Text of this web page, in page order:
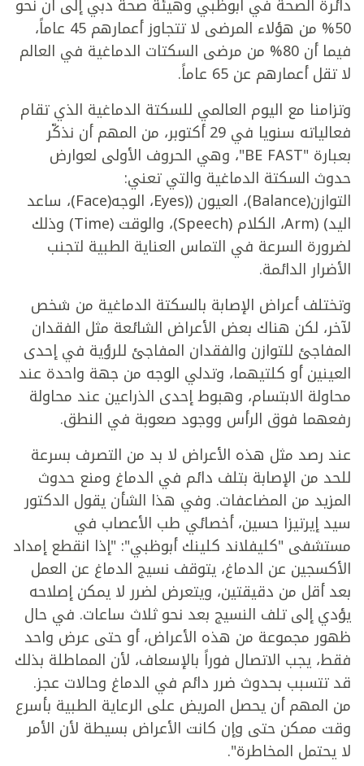
دائرة الصحة في أبوظبي وهيئة صحة دبي إلى أن نحو
50% من هؤلاء المرضى لا تتجاوز أعمارهم 45 عاماً،
فيما أن 80% من مرضى السكتات الدماغية في العالم
لا تقل أعمارهم عن 65 عاماً.
وتزامنا مع اليوم العالمي للسكتة الدماغية الذي تقام
فعالياته سنويا في 29 أكتوبر، من المهم أن نذكّر
بعبارة "BE FAST"، وهي الحروف الأولى لعوارض
حدوث السكتة الدماغية والتي تعني:
التوازن(Balance)، العيون ((Eyes، الوجه(Face)، ساعد
اليد) (Arm، الكلام (Speech)، والوقت (Time) وذلك
لضرورة السرعة في التماس العناية الطبية لتجنب
الأضرار الدائمة.
وتختلف أعراض الإصابة بالسكتة الدماغية من شخص
لآخر، لكن هناك بعض الأعراض الشائعة مثل الفقدان
المفاجئ للتوازن والفقدان المفاجئ للرؤية في إحدى
العينين أو كلتيهما، وتدلي الوجه من جهة واحدة عند
محاولة الابتسام، وهبوط إحدى الذراعين عند محاولة
رفعهما فوق الرأس ووجود صعوبة في النطق.
عند رصد مثل هذه الأعراض لا بد من التصرف بسرعة
للحد من الإصابة بتلف دائم في الدماغ ومنع حدوث
المزيد من المضاعفات. وفي هذا الشأن يقول الدكتور
سيد إيرتيزا حسين، أخصائي طب الأعصاب في
مستشفى "كليفلاند كلينك أبوظبي": "إذا انقطع إمداد
الأكسجين عن الدماغ، يتوقف نسيج الدماغ عن العمل
بعد أقل من دقيقتين، ويتعرض لضرر لا يمكن إصلاحه
يؤدي إلى تلف النسيج بعد نحو ثلاث ساعات. في حال
ظهور مجموعة من هذه الأعراض، أو حتى عرض واحد
فقط، يجب الاتصال فوراً بالإسعاف، لأن المماطلة بذلك
قد تتسبب بحدوث ضرر دائم في الدماغ وحالات عجز.
من المهم أن يحصل المريض على الرعاية الطبية بأسرع
وقت ممكن حتى وإن كانت الأعراض بسيطة لأن الأمر
لا يحتمل المخاطرة".